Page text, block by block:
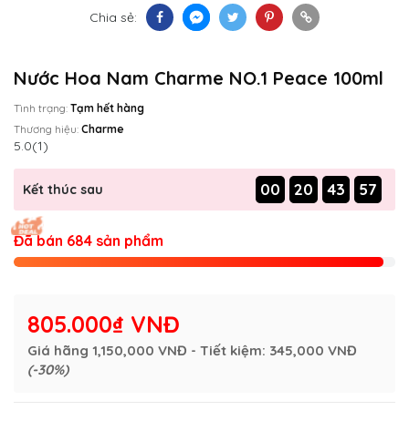
Chia sẻ:
Nước Hoa Nam Charme NO.1 Peace 100ml
Tình trạng: Tạm hết hàng
Thương hiệu: Charme
5.0(1)
Kết thúc sau 00 20 43 57
Đã bán 684 sản phẩm
805.000₫ VNĐ
Giá hãng 1,150,000 VNĐ - Tiết kiệm: 345,000 VNĐ
(-30%)